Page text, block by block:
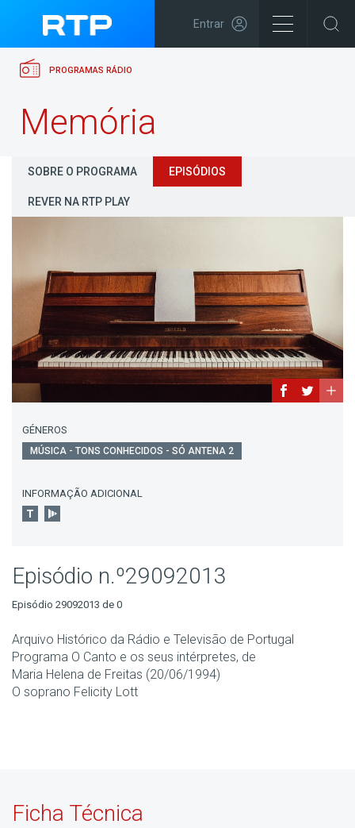
Entrar
PROGRAMAS RÁDIO
Memória
SOBRE O PROGRAMA EPISÓDIOS
REVER NA RTP PLAY
GÉNEROS
MÚSICA - TONS CONHECIDOS - SÓ ANTENA 2
INFORMAÇÃO ADICIONAL
Episódio n.º29092013
Episódio 29092013 de 0
Arquivo Histórico da Rádio e Televisão de Portugal
Programa O Canto e os seus intérpretes, de
Maria Helena de Freitas (20/06/1994)
O soprano Felicity Lott
Ficha Técnica